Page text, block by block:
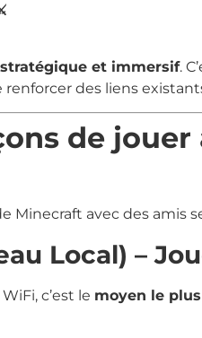
et immersif.
renforcer des liens
de jouer
Minecraft avec des amis
Local) –
c’est le moyen le